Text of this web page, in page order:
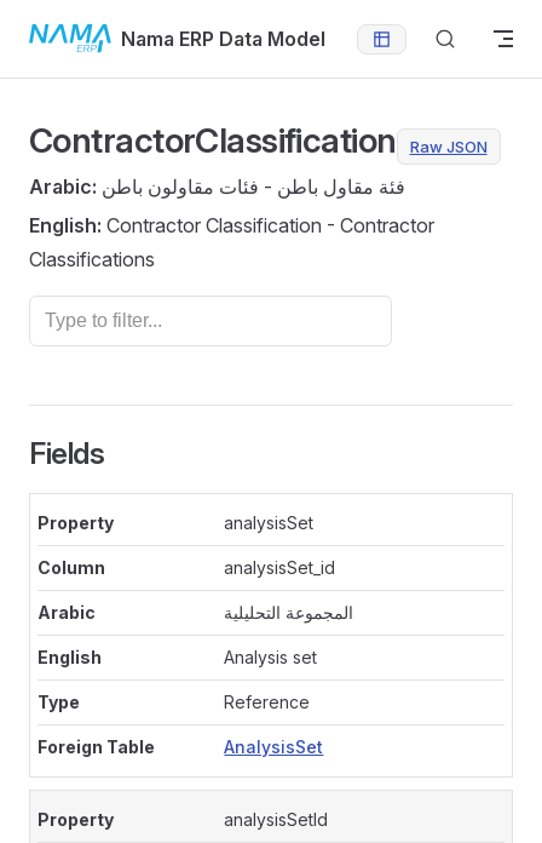
Skip to contentNama ERP Data Model
ContractorClassification Raw JSON
Arabic: فئة مقاول باطن - فئات مقاولون باطن
English: Contractor Classification - Contractor
Classifications
Fields
analysisSet
analysisSet_id
المجموعة التحليلية
Analysis set
Reference
AnalysisSet
analysisSetId